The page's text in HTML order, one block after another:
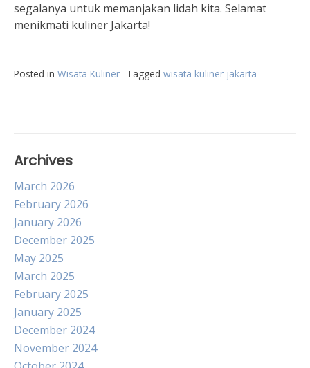
segalanya untuk memanjakan lidah kita. Selamat
menikmati kuliner Jakarta!
Posted in Wisata Kuliner Tagged wisata kuliner jakarta
Archives
March 2026
February 2026
January 2026
December 2025
May 2025
March 2025
February 2025
January 2025
December 2024
November 2024